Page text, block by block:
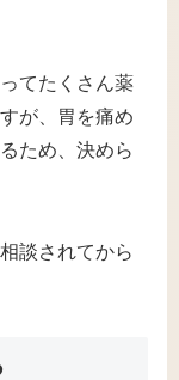
てたくさん薬
が、胃を痛め
ため、決めら
談されてから